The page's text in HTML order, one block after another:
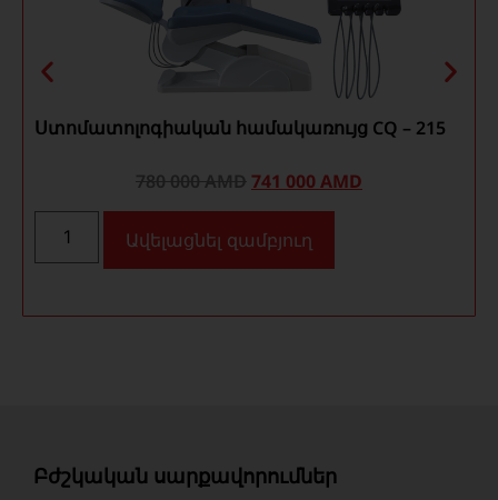
Ստոմատոլոգիական համակառույց CQ – 215
780 000AMD741 000AMD
Ավելացնել զամբյուղ
Բժշկական սարքավորումներ